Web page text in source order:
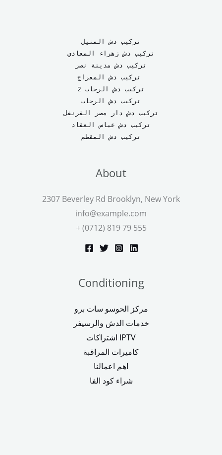
تركيب دش المنيل
تركيب دش زهراء المعادي
تركيب دش مدينة نصر
تركيب دش الرحاب 2
تركيب دش الرحاب
تركيب دش دار مصر القرنفل
تركيب دش عباس العقاد
تركيب دش المقطم
About
2307 Beverley Rd Brooklyn, New York
info@example.com
+ (0712) 819 79 555
Conditioning
مركز الحوسو سات برو
خدمات الدش والرسيفر
اشتراكات IPTV
كاميرات المراقبة
اهم اعمالنا
شراء كود الفا